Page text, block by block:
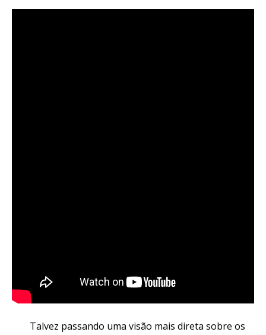
Talvez passando uma visão mais direta sobre os